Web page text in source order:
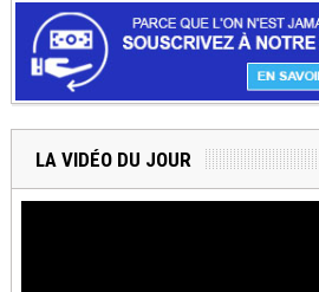
LA VIDÉO DU JOUR